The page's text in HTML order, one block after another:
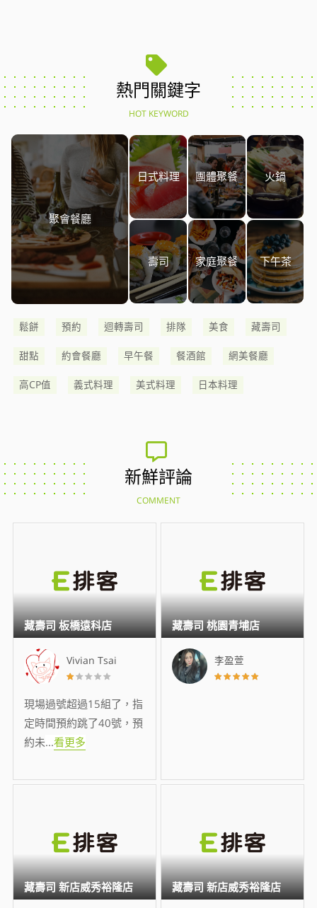
熱門關鍵字
HOT KEYWORD
聚會餐廳
日式料理 團體聚餐 火鍋
壽司 家庭聚餐 下午茶
鬆餅 預約 迴轉壽司 排隊 美食 藏壽司
甜點 約會餐廳 早午餐 餐酒館 網美餐廳
高CP值 義式料理 美式料理 日本料理
新鮮評論
COMMENT
Vivian Tsai
現場過號超過15組了，指
定時間預約跳了40號，預
約未...看更多
藏壽司 板橋遠科店
李盈萱
藏壽司 桃園青埔店
藏壽司 新店威秀裕隆店 藏壽司 新店威秀裕隆店